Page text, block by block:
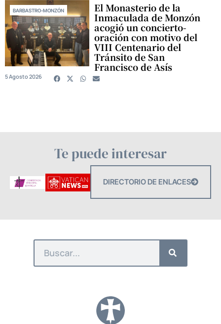
BARBASTRO-MONZÓN El Monasterio de la
Inmaculada de Monzón
acogió un concierto-
oración con motivo del
VIII Centenario del
Tránsito de San
Francisco de Asís
5 Agosto 2026
Te puede interesar
DIRECTORIO DE ENLACES